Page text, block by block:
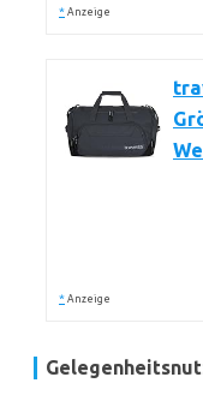
* Anzeige
* Anzeige